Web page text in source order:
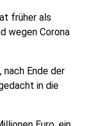
früher als
wegen Corona
Ende der
in die